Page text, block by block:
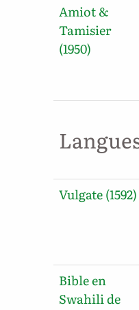
Amiot &
Tamisier
(1950)
Vulgate (1592)
Bible en
Swahili de